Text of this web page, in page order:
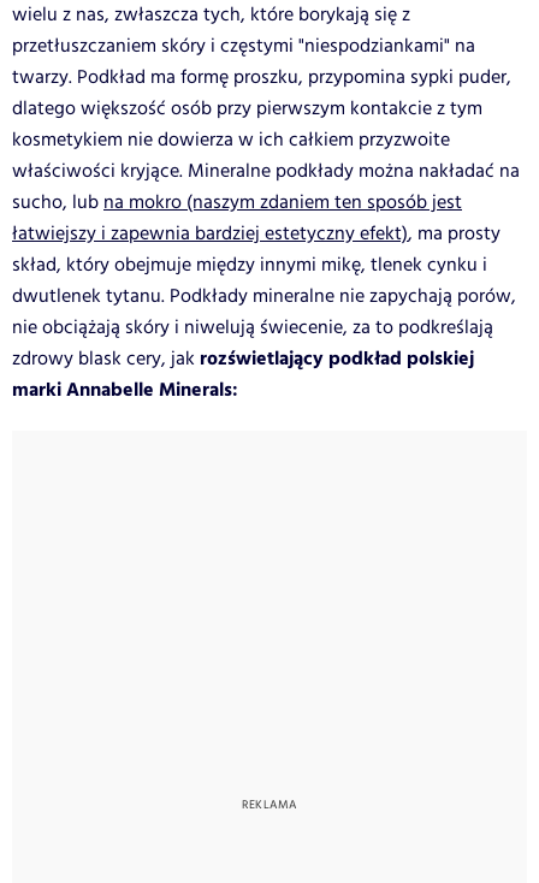
wielu z nas, zwłaszcza tych, które borykają się z
przetłuszczaniem skóry i częstymi "niespodziankami" na
twarzy. Podkład ma formę proszku, przypomina sypki puder,
dlatego większość osób przy pierwszym kontakcie z tym
kosmetykiem nie dowierza w ich całkiem przyzwoite
właściwości kryjące. Mineralne podkłady można nakładać na
sucho, lubna mokro (naszym zdaniem ten sposób jest
łatwiejszy i zapewnia bardziej estetyczny efekt), ma prosty
skład, który obejmuje między innymi mikę, tlenek cynku i
dwutlenek tytanu. Podkłady mineralne nie zapychają porów,
nie obciążają skóry i niwelują świecenie, za to podkreślają
zdrowy blask cery, jak rozświetlający podkład polskiej
marki Annabelle Minerals: